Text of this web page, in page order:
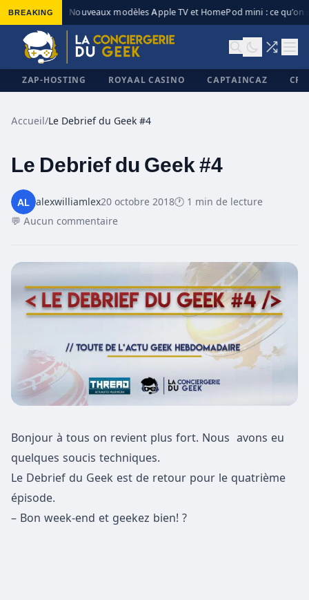
BREAKING Nouveaux modèles Apple TV et HomePod mini : ce qu’on
ZAP-HOSTING ROYAAL CASINO CAPTAINCAZ
✕
Accueil/Le Debrief du Geek #4
Le Debrief du Geek #4
alexwilliamlex20 octobre 2018🕐 1 min de lecture
💬 Aucun commentaire
Bonjour à tous on revient plus fort. Nous avons eu
quelques soucis techniques.
Le Debrief du Geek est de retour pour le quatrième
épisode.
– Bon week-end et geekez bien! ?